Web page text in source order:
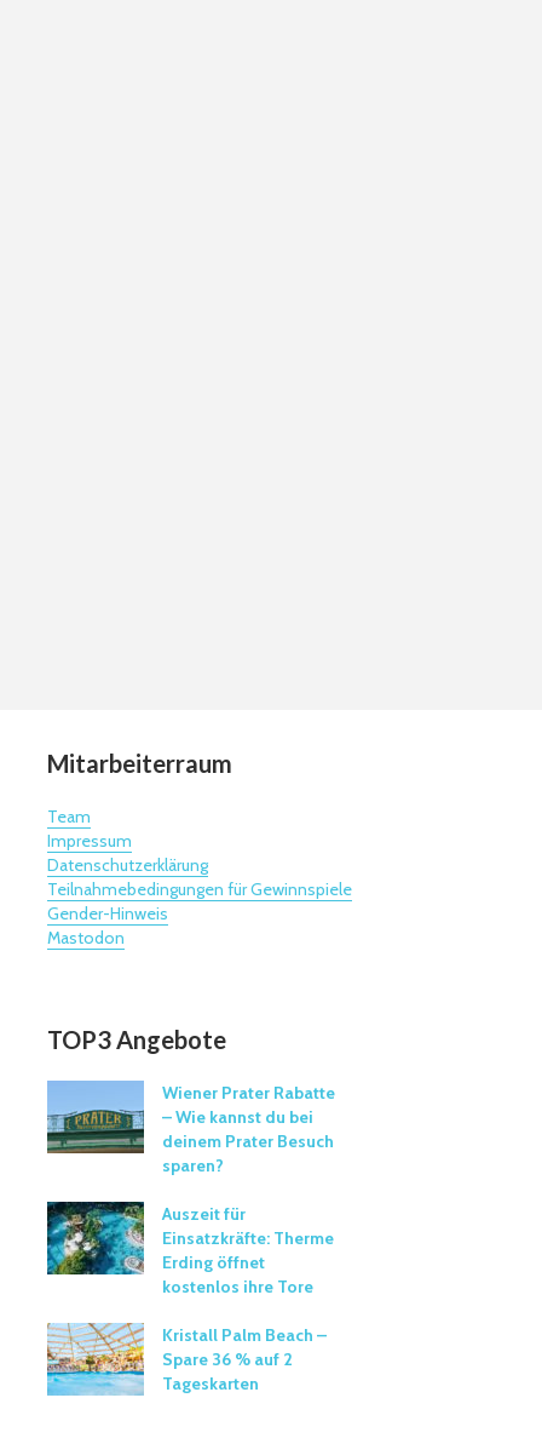
Mitarbeiterraum
Team
Impressum
Datenschutzerklärung
Teilnahmebedingungen für Gewinnspiele
Gender-Hinweis
Mastodon
TOP3 Angebote
Wiener Prater Rabatte
– Wie kannst du bei
deinem Prater Besuch
sparen?
Auszeit für
Einsatzkräfte: Therme
Erding öffnet
kostenlos ihre Tore
Kristall Palm Beach –
Spare 36 % auf 2
Tageskarten